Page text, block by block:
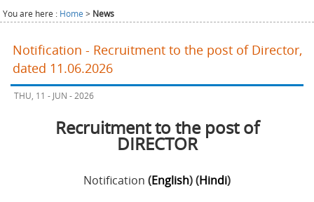
You are here : Home > News
Notification - Recruitment to the post of Director,
dated 11.06.2026
THU, 11 - JUN - 2026
Recruitment to the post of
DIRECTOR
Notification (English) (Hindi)